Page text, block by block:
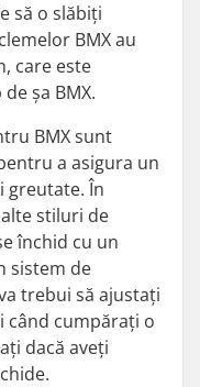
să o slăbiți
BMX au
care este
șa BMX.
BMX sunt
a asigura un
greutate. În
stiluri de
închid cu un
sistem de
trebui să ajustați
când cumpărați o
dacă aveți